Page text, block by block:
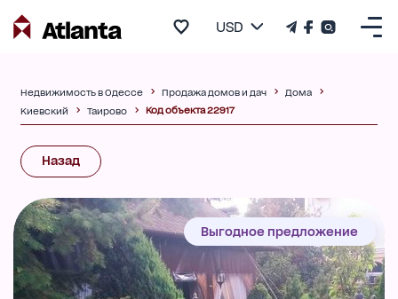
USD
Недвижимость в Одессе Продажа домов и дач
Дома
Киевский
Таирово Код объекта 22917
Назад
Выгодное предложение